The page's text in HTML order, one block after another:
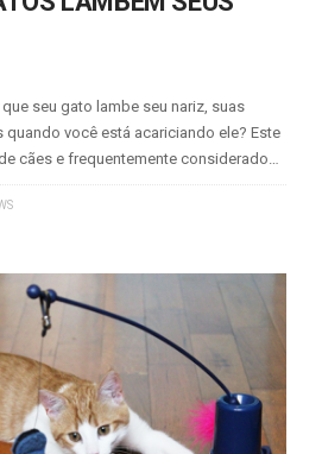
seu gato lambe seu nariz, suas
você está acariciando ele? Este
cães e frequentemente considerado…